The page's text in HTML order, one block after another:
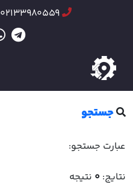
02133980559
جستجو
عبارت جستجو:
نتایج: 0 نتیجه